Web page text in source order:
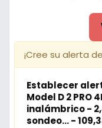
¡Cree su alerta
Establecer
Model D 2 PRO
inalámbrico -
sondeo... -